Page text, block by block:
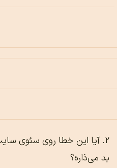
آیا این خطا روی سئوی
بد می‌ذاره؟